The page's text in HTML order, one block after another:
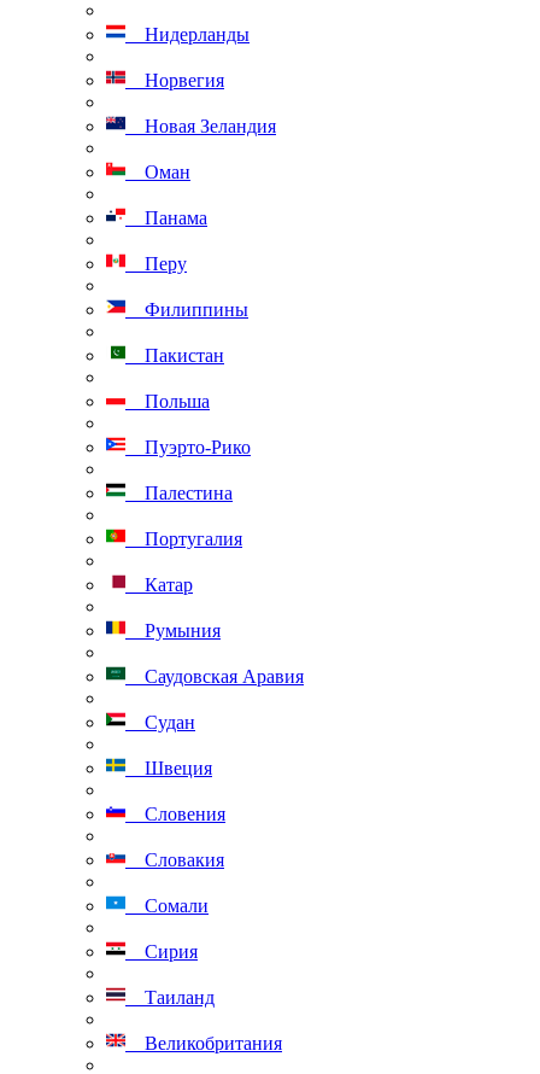
Нидерланды
Норвегия
Новая Зеландия
Оман
Панама
Перу
Филиппины
Пакистан
Польша
Пуэрто-Рико
Палестина
Португалия
Катар
Румыния
Саудовская Аравия
Судан
Швеция
Словения
Словакия
Сомали
Сирия
Таиланд
Великобритания